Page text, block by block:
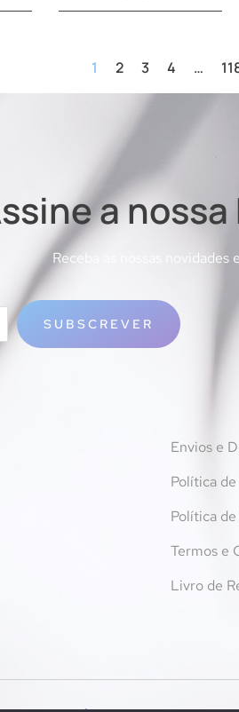
1 2 3 4 …
a
Receba as nossas novidades e
SUBSCREVER
Envios e
Política
Política
Termos e
Livro de